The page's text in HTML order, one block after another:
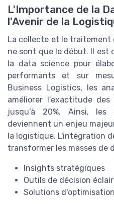
L'Importance de la
l'Avenir de la
La collecte et le traitement
ne sont que le début. Il est
la data science pour
performants et sur
Business Logistics, les
améliorer l'exactitude
jusqu’à 20%. Ainsi, les
deviennent un enjeu
la logistique. L'intégration
transformer les masses de
Insights stratégiques
Outils de décision
Solutions